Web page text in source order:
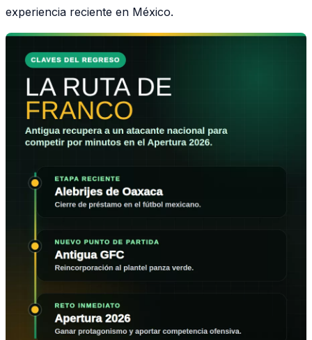
experiencia reciente en México.